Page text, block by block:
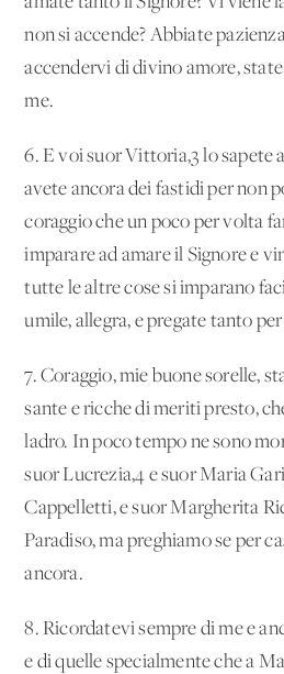
non si accende? Abbiate
accendervi di divino amore,
me.
6. E voi suor Vittoria,3 lo sapete
avete ancora dei fastidi per non
coraggio che un poco per volta
imparare ad amare il Signore e
tutte le altre cose si imparano
umile, allegra, e pregate tanto
7. Coraggio, mie buone sorelle,
sante e ricche di meriti presto,
ladro. In poco tempo ne sono
suor Lucrezia,4 e suor Maria
Cappelletti, e suor Margherita
Paradiso, ma preghiamo se per
ancora.
8. Ricordatevi sempre di me e
e di quelle specialmente che a